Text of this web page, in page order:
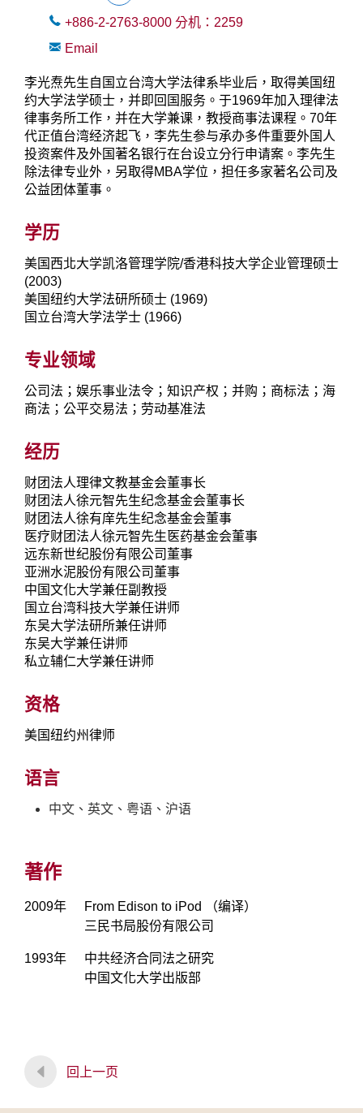
+886-2-2763-8000 分机： 2259
Email
李光焘先生自国立台湾大学法律系毕业后，取得美国纽
约大学法学硕士，并即回国服务。于1969年加入理律法
律事务所工作，并在大学兼课，教授商事法课程。70年
代正值台湾经济起飞，李先生参与承办多件重要外国人
投资案件及外国著名银行在台设立分行申请案。李先生
除法律专业外，另取得MBA学位，担任多家著名公司及
公益团体董事。
学历
美国西北大学凯洛管理学院/香港科技大学企业管理硕士
(2003)
美国纽约大学法研所硕士 (1969)
国立台湾大学法学士 (1966)
专业领域
公司法；娱乐事业法令；知识产权；并购；商标法；海
商法；公平交易法；劳动基准法
经历
财团法人理律文教基金会董事长
财团法人徐元智先生纪念基金会董事长
财团法人徐有庠先生纪念基金会董事
医疗财团法人徐元智先生医药基金会董事
远东新世纪股份有限公司董事
亚洲水泥股份有限公司董事
中国文化大学兼任副教授
国立台湾科技大学兼任讲师
东吴大学法研所兼任讲师
东吴大学兼任讲师
私立辅仁大学兼任讲师
资格
美国纽约州律师
语言
中文、英文、粤语、沪语
著作
2009年
From Edison to iPod （编译）
三民书局股份有限公司
1993年
中共经济合同法之研究
中国文化大学出版部
回上一页